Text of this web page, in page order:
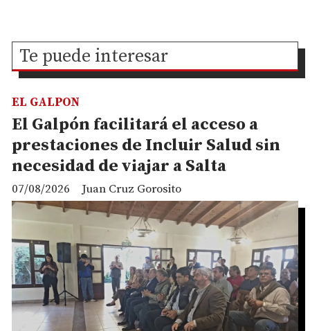
Te puede interesar
El Galpón facilitará el acceso a
prestaciones de Incluir Salud sin
necesidad de viajar a Salta
Juan Cruz Gorosito
EL GALPON
07/08/2026